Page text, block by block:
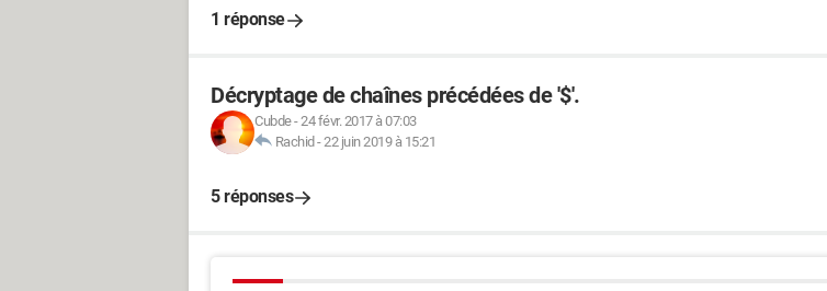
1 réponse
Décryptage de chaînes précédées de '$'.
Cubde-24 févr. 2017 à 07:03
Rachid -22 juin 2019 à 15:21
5 réponses